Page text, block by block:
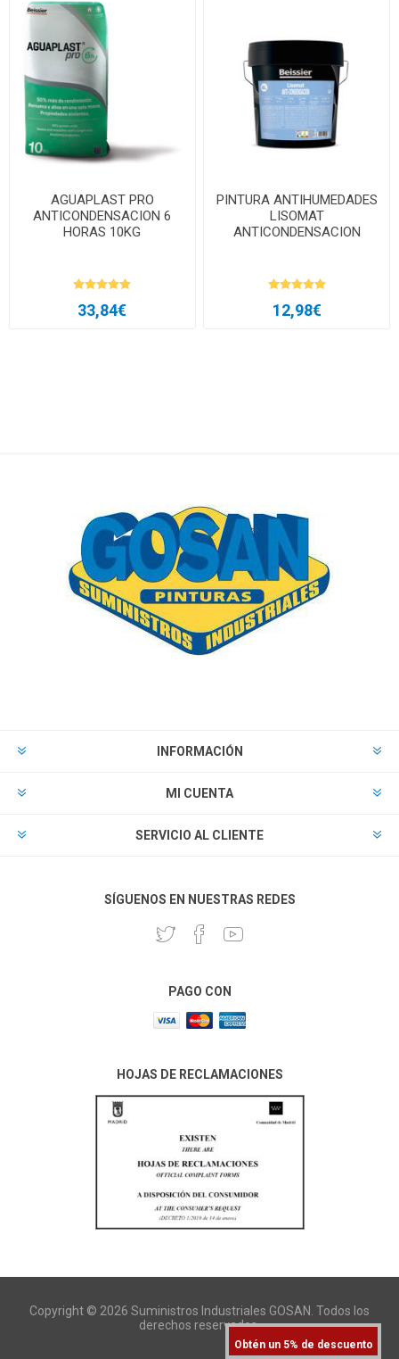
AGUAPLAST PRO
ANTICONDENSACION 6
HORAS 10KG
33,84€
PINTURA ANTIHUMEDADES
LISOMAT
ANTICONDENSACION
12,98€
INFORMACIÓN
MI CUENTA
SERVICIO AL CLIENTE
SÍGUENOS EN NUESTRAS REDES
PAGO CON
HOJAS DE RECLAMACIONES
Copyright © 2026 Suministros Industriales GOSAN. Todos los
derechos reservados.
Obtén un 5% de descuento